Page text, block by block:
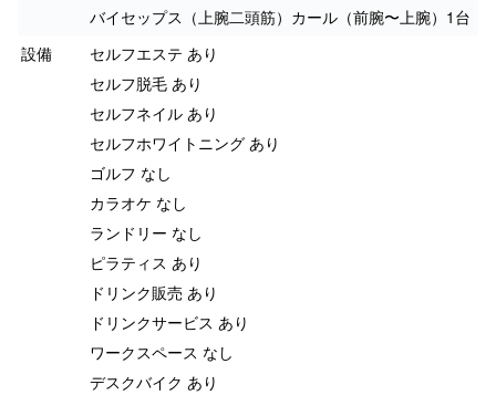
バイセップス（上腕二頭筋）カール（前腕〜上腕）1台
設備
セルフエステ あり
セルフ脱毛 あり
セルフネイル あり
セルフホワイトニング あり
ゴルフ なし
カラオケ なし
ランドリー なし
ピラティス あり
ドリンク販売 あり
ドリンクサービス あり
ワークスペース なし
デスクバイク あり